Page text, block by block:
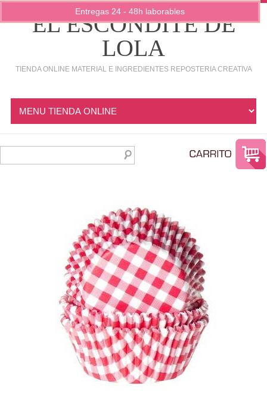
EL ESCONDITE DE
LOLA
TIENDA ONLINE MATERIAL E INGREDIENTES REPOSTERIA CREATIVA
Entregas 24 - 48h laborables